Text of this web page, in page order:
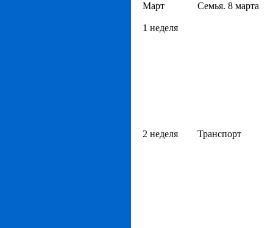
Март
1 неделя
Семья. 8 марта
2 неделя Транспорт